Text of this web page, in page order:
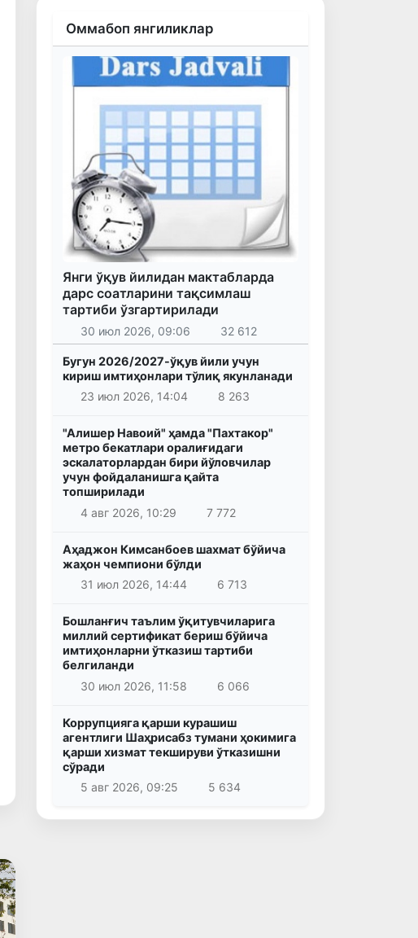
Оммабоп янгиликлар
Янги ўқув йилидан мактабларда
дарс соатларини тақсимлаш
тартиби ўзгартирилади
30 июл 2026, 09:06 32 612
Бугун 2026/2027-ўқув йили учун
кириш имтиҳонлари тўлиқ якунланади
23 июл 2026, 14:04
8 263
"Алишер Навоий" ҳамда "Пахтакор"
метро бекатлари оралиғидаги
эскалаторлардан бири йўловчилар
учун фойдаланишга қайта
топширилади
4 авг 2026, 10:29
7 772
Аҳаджон Кимсанбоев шахмат бўйича
жаҳон чемпиони бўлди
31 июл 2026, 14:44
6 713
Бошланғич таълим ўқитувчиларига
миллий сертификат бериш бўйича
имтиҳонларни ўтказиш тартиби
белгиланди
30 июл 2026, 11:58
6 066
Коррупцияга қарши курашиш
агентлиги Шаҳрисабз тумани ҳокимига
қарши хизмат текшируви ўтказишни
сўради
5 авг 2026, 09:25
5 634